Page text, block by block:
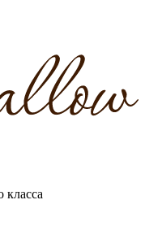
класса